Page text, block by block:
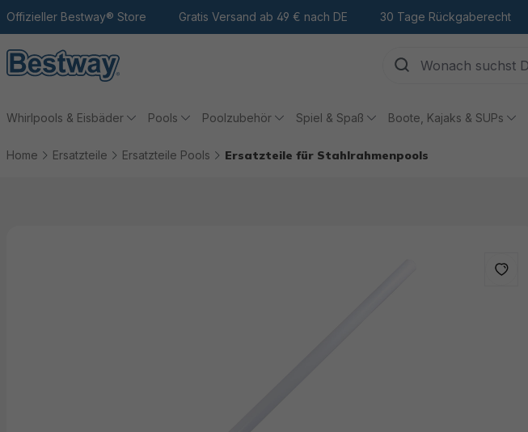
Hauptinhalt
Zur Suche
Zur Hauptnavigation
Offizieller Bestway® Store Gratis Versand ab 49 € nach DE 30 Tage Rückgaberecht
Whirlpools & Eisbäder Pools Poolzubehör Spiel & Spaß Boote, Kajaks & SUPs
Home Ersatzteile Ersatzteile Pools Ersatzteile für Stahlrahmenpools